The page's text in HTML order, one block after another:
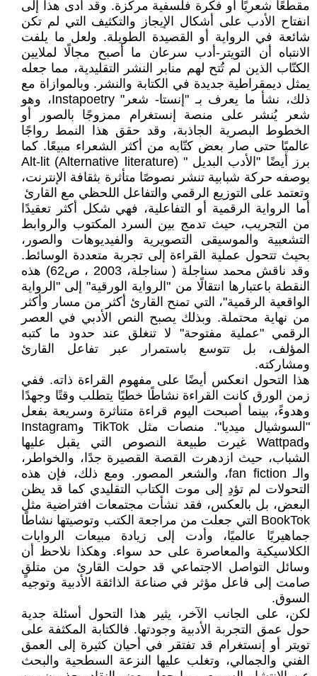
مقطعًا شعريًا أو فكرة فلسفية مركّزة. وقد أدى هذا إلى
انفتاح الأدب على أشكال الإيجاز والتكثيف التي لم تكن
شائعة في الرواية أو القصيدة الطويلة. ولعل ما يلفت
الانتباه أن التويتر-أدب سرعان ما أصبح مجالًا لملايين
الكتّاب الذين لم تُتح لهم منابر النشر التقليدية، مما جعله
يمثل ديمقراطية جديدة في الكتابة والنشر. وبالموازاة مع
ذلك، نشأ ما يعرف بـ "إنستا- شعر" Instapoetry، وهو
شعر يُنشر على منصة إنستغرام ممزوجًا بالصور أو
الخطوط البصرية الجاذبة، وقد حقق هذا النمط رواجًا
عالميًا حتى صار بعض كتّابه من أكثر الشعراء مبيعًا. كما
برز أيضًا "الأدب البديل " Alt-lit (Alternative literature)
بوصفه حركة شبابية تنشر نصوصًا متأثرة بثقافة الإنترنت،
وتعتمد على التوزيع الرقمي والتفاعل اللحظي مع القارئ
أما الرواية الرقمية أو التفاعلية، فهي شكل أكثر تعقيدًا
من التجريب، حيث تدمج بين السرد المكتوب والروابط
التشعبية والموسيقى التصويرية والفيديوهات والصور،
بحيث تتحول عملية القراءة إلى تجربة متعددة الوسائط.
وقد ناقش محمد سناجلة ( سناجلة، 2003 ، ص62) هذه
النقطة باعتبارها انتقالًا من "الرواية الورقية" إلى "الرواية
الواقعية الرقمية"، التي تمنح القارئ أكثر من مسار وأكثر
من نهاية محتملة. وبذلك يصبح النص الأدبي في العصر
الرقمي "عملية مفتوحة" لا تنغلق عند حدود ما كتبه
المؤلف، بل تتوسع باستمرار عبر تفاعل القارئ
ومشاركته.
هذا التحول انعكس أيضًا على مفهوم القراءة ذاته. ففي
زمن الورق كانت القراءة نشاطًا خطيًا يتطلب وقتًا وجهدًا
وهدوءً، بينما أصبحت اليوم قراءة متناثرة وسريعة بفعل
"السوشيال ميديا". منصات مثل TikTok وInstagram
وWattpad غيرت طبيعة النصوص التي يقبل عليها
الشباب، حيث ازدهرت القصة القصيرة جدًا، والخواطر،
والـ fan fiction، والشعر المصور. ومع ذلك، فإن هذه
التحولات لم تؤدِ إلى موت الكتاب التقليدي كما قد يظن
البعض، بل بالعكس، فقد نشأت مجتمعات افتراضية مثل
BookTok التي جعلت من مراجعة الكتب وتوصيتها نشاطًا
جماهيريًا عالميًا، وأدت إلى زيادة مبيعات الروايات
الكلاسيكية والمعاصرة على حد سواء. وهكذا نلاحظ أن
وسائل التواصل الاجتماعي قد حولت القارئ من متلقٍ
صامت إلى فاعل مؤثر في صناعة الذائقة الأدبية وتوجيه
السوق.
لكن، على الجانب الآخر، يثير هذا التحول أسئلة جدية
حول عمق التجربة الأدبية وجودتها. فالكتابة المكثفة على
تويتر أو إنستغرام قد تفتقر في أحيان كثيرة إلى العمق
الفني والجمالي، وتغلب عليها النزعة السطحية والبحث